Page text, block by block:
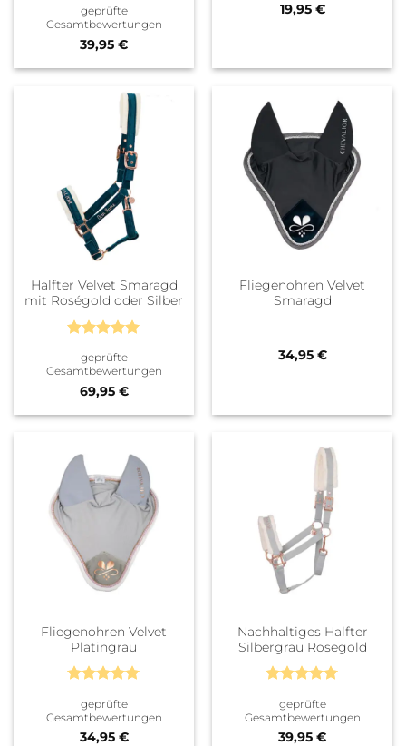
mit5von
5
geprüfte
Gesamtbewertungen
39,95 €
19,95 €
Halfter Velvet Smaragd
mit Roségold oder Silber
mit5von
5
geprüfte
Gesamtbewertungen
69,95 €
Fliegenohren Velvet
Smaragd
34,95 €
Fliegenohren Velvet
Platingrau
mit5von
5
geprüfte
Gesamtbewertungen
34,95 €
Nachhaltiges Halfter
Silbergrau Rosegold
mit5von
5
geprüfte
Gesamtbewertungen
39,95 €